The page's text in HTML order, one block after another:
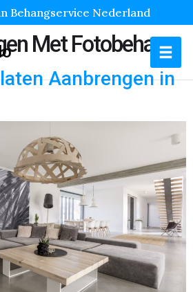
Behangservice Nederland
Met Fotobehang
Aanbrengen in